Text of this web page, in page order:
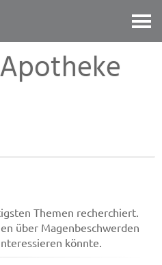
Themen recherchiert.
über Magenbeschwerden
könnte.